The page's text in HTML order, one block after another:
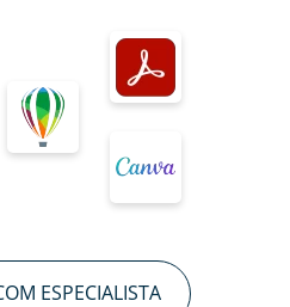
ESPECIALISTA